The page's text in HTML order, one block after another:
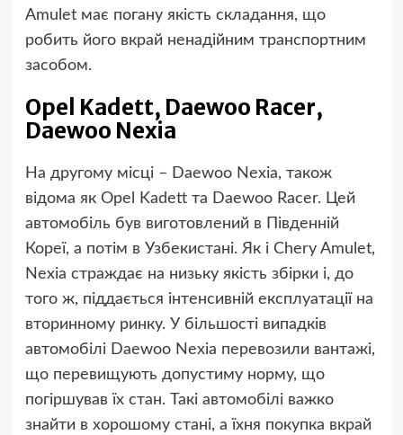
Amulet має погану якість складання, що
робить його вкрай ненадійним транспортним
засобом.
Opel Kadett, Daewoo Racer,
Daewoo Nexia
На другому місці – Daewoo Nexia, також
відома як Opel Kadett та Daewoo Racer. Цей
автомобіль був виготовлений в Південній
Кореї, а потім в Узбекистані. Як і Chery Amulet,
Nexia страждає на низьку якість збірки і, до
того ж, піддається інтенсивній експлуатації на
вторинному ринку. У більшості випадків
автомобілі Daewoo Nexia перевозили вантажі,
що перевищують допустиму норму, що
погіршував їх стан. Такі автомобілі важко
знайти в хорошому стані, а їхня покупка вкрай